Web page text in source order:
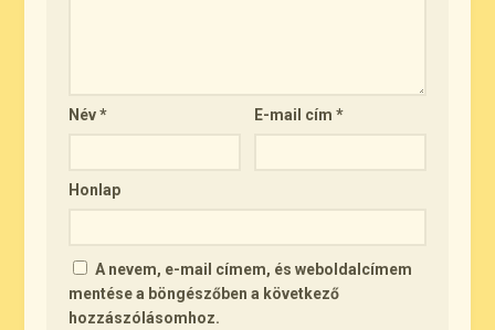
Név* E-mail cím*
Honlap
A nevem, e-mail címem, és weboldalcímem
mentése a böngészőben a következő
hozzászólásomhoz.